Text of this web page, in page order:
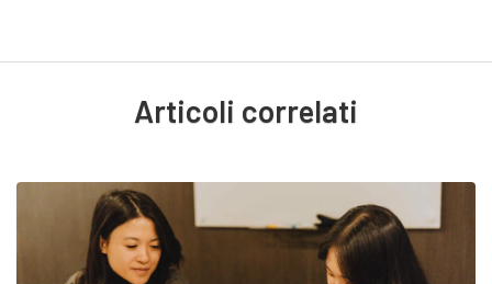
Articoli correlati